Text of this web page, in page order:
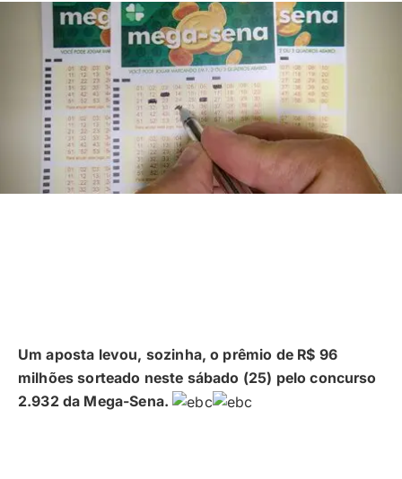
Um aposta levou, sozinha, o prêmio de R$ 96
milhões sorteado neste sábado (25) pelo concurso
2.932 da Mega-Sena.